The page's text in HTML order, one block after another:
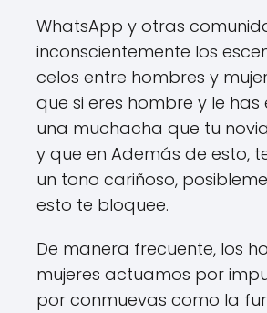
WhatsApp y otras
inconscientemente los
celos entre hombres y
que si eres hombre y le has
una muchacha que tu
y que en Además de esto,
un tono cariñoso,
esto te bloquee.
De manera frecuente, los
mujeres actuamos por
por conmuevas como la